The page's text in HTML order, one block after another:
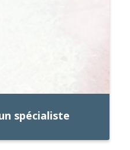
spécialiste